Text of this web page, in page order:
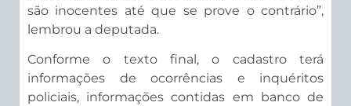
são inocentes até que se prove o contrário”,
lembrou a deputada.
Conforme o texto final, o cadastro terá
informações de ocorrências e inquéritos
policiais, informações contidas em banco de